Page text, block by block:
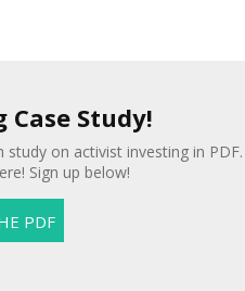
Study!
on activist investing in
Sign up below!